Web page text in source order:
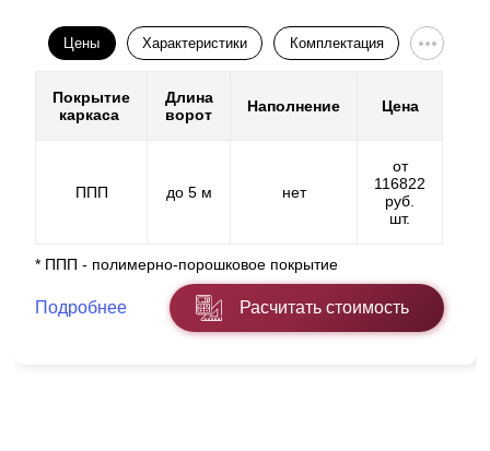
Цены Характеристики Комплектация
Покрытие
каркаса
Длина
ворот
Наполнение Цена
ППП до 5 м нет
от
116822
руб.
шт.
* ППП - полимерно-порошковое покрытие
Подробнее Расчитать стоимость